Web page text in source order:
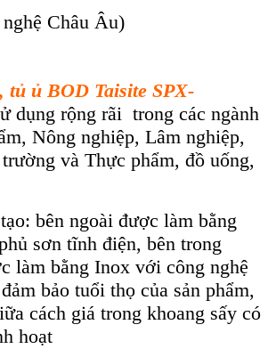
Châu Âu)
tủ ủ BOD Taisite SPX-
dụng rộng rãi trong các ngành
Nông nghiệp, Lâm nghiệp,
và Thực phẩm, đồ uống,
bên ngoài được làm bằng
sơn tĩnh điện, bên trong
làm bằng Inox với công nghệ
bảo tuổi thọ của sản phẩm,
cách giá trong khoang sấy có
hoạt